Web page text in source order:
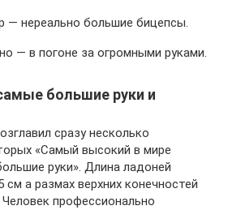
— нереально большие бицепсы.
— в погоне за огромными руками.
большие руки и
сразу несколько
«Самый высокий в мире
руки». Длина ладоней
а размах верхних конечностей
профессионально